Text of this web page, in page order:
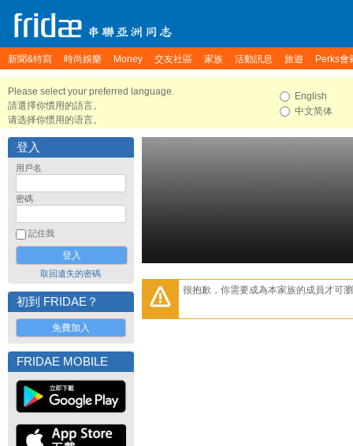
新聞&特寫 時尚娛樂 Money 交友社區 家族 活動訊息 旅遊 Perks會
Please select your preferred language.
請選擇你慣用的語言。
请选择你惯用的语言。
English
中文简体
登入
用戶名
密碼
記住我
取回遺失的密碼
初到 FRIDAE？
免費加入
FRIDAE MOBILE
很抱歉，你需要成為本家族的成員才可